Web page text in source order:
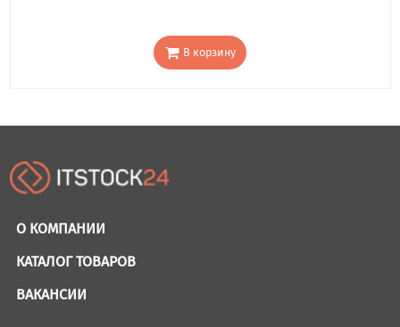
В корзину
О КОМПАНИИ
КАТАЛОГ ТОВАРОВ
ВАКАНСИИ